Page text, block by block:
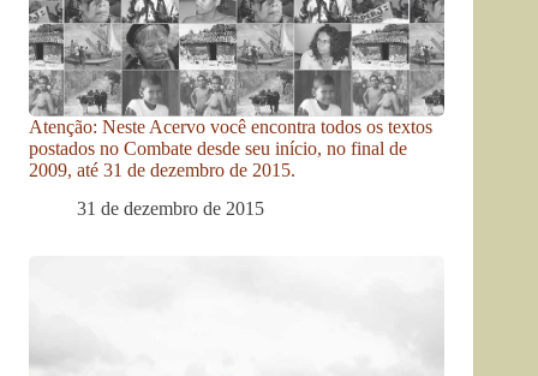
Atenção: Neste Acervo você encontra todos os textos
postados no Combate desde seu início, no final de
2009, até 31 de dezembro de 2015.
31 de dezembro de 2015